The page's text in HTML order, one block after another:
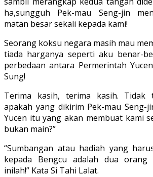
ha,sungguh Pek-mau Seng-jin
matan besar sekali kepada kami!
Seorang koksu negara masih mau
tiada harganya seperti aku benar-
perbedaan antara Permerintah
Sung!
Terima kasih, terima kasih. Tidak
apakah yang dikirim Pek-mau Seng-
Yucen itu yang akan membuat kami
bukan main?”
“Sumbangan atau hadiah yang
kepada Bengcu adalah dua orang
inilah!” Kata Si Tahi Lalat.